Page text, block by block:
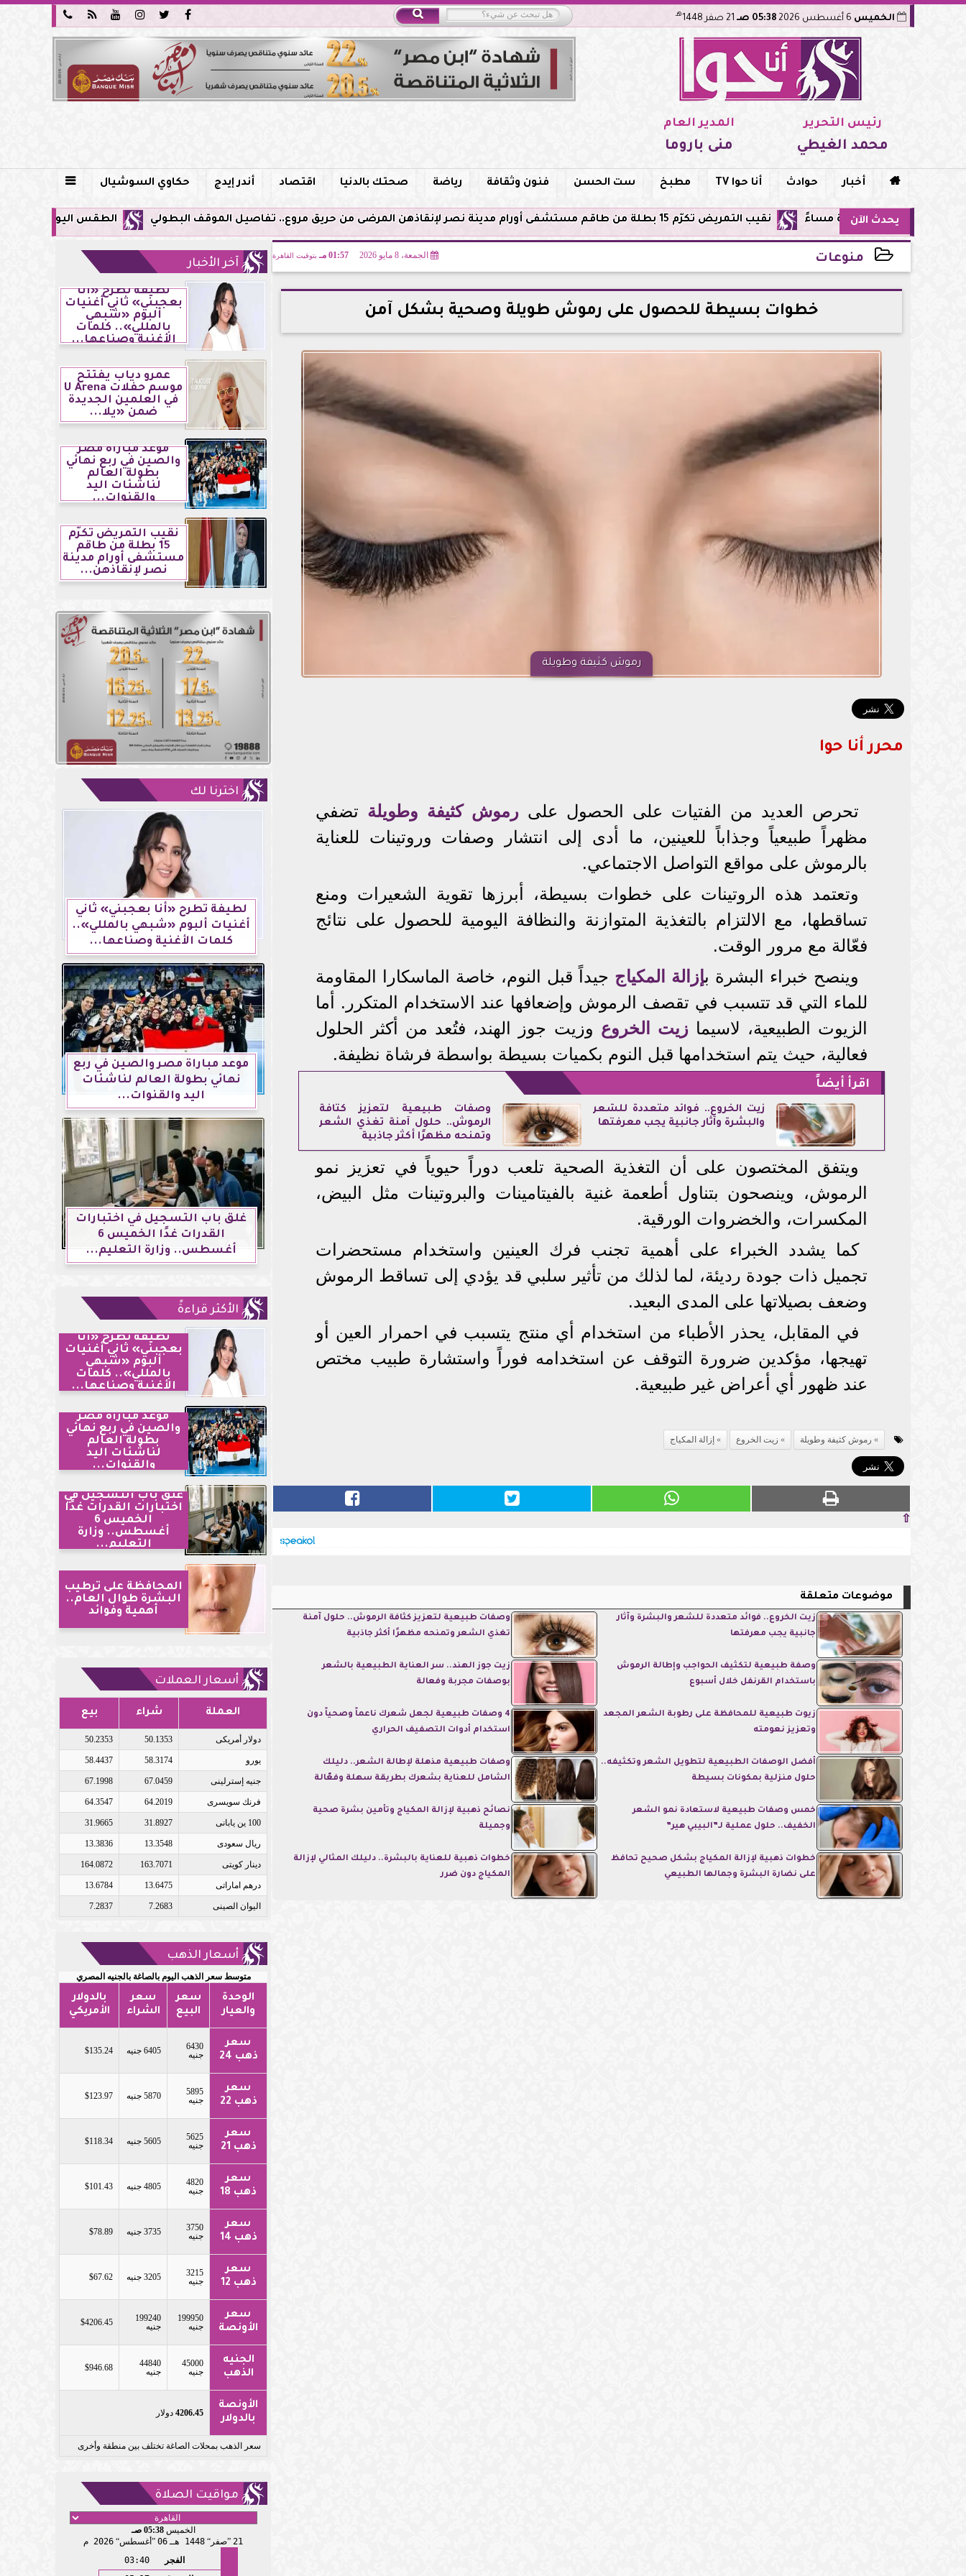





 الخميس 05:38 صـ هـ
رئيس التحرير
محمد الغيطي
المدير العام
منى باروما
 أخبار حوادث أنا حوا TV مطبخ ست الحسن فنون وثقافة رياضة صحتك بالدنيا اقتصاد أندر إيدج حكاوي السوشيال 
يحدث الآن الطقس اليوم في مصر.. ذروة الموجة شديدة نقيب التمريض تكرّم 15 بطلة من طاقم مستشفى أورام مدينة نصر لإنقاذهن المرضى من حريق مروع.. تفاصيل الموقف البطولي
منوعات الجمعة، 8 مايو 2026 01:57 مـ بتوقيت القاهرة
2026-05-08 13:57:16
خطوات بسيطة للحصول على رموش طويلة وصحية بشكل آمن
رموش كثيفة وطويلة
محرر أنا حوا
تحرص العديد من الفتيات على الحصول على رموش كثيفة وطويلة تضفي
مظهراً طبيعياً وجذاباً للعينين، ما أدى إلى انتشار وصفات وروتينات للعناية
بالرموش على مواقع التواصل الاجتماعي.
وتعتمد هذه الروتينات على خطوات بسيطة، أبرزها تقوية الشعيرات ومنع
تساقطها، مع الالتزام بالتغذية المتوازنة والنظافة اليومية للحصول على نتائج
فعّالة مع مرور الوقت.
وينصح خبراء البشرة بإزالة المكياج جيداً قبل النوم، خاصة الماسكارا المقاومة
للماء التي قد تتسبب في تقصف الرموش وإضعافها عند الاستخدام المتكرر. أما
الزيوت الطبيعية، لاسيمازيت الخروع وزيت جوز الهند، فتُعد من أكثر الحلول
فعالية، حيث يتم استخدامها قبل النوم بكميات بسيطة بواسطة فرشاة نظيفة.
اقرأ أيضاً
زيت الخروع.. فوائد متعددة للشعر
والبشرة وآثار جانبية يجب معرفتها
وصفات طبيعية لتعزيز كثافة
الرموش.. حلول آمنة تغذي الشعر
وتمنحه مظهرًا أكثر جاذبية
ويتفق المختصون على أن التغذية الصحية تلعب دوراً حيوياً في تعزيز نمو
الرموش، وينصحون بتناول أطعمة غنية بالفيتامينات والبروتينات مثل البيض،
المكسرات، والخضروات الورقية.
كما يشدد الخبراء على أهمية تجنب فرك العينين واستخدام مستحضرات
تجميل ذات جودة رديئة، لما لذلك من تأثير سلبي قد يؤدي إلى تساقط الرموش
وضعف بصيلاتها على المدى البعيد.
في المقابل، يحذر الأطباء من استخدام أي منتج يتسبب في احمرار العين أو
تهيجها، مؤكدين ضرورة التوقف عن استخدامه فوراً واستشارة طبيب مختص
عند ظهور أي أعراض غير طبيعية.
رموش كثيفة وطويلة زيت الخروع إزالة المكياج
⇧
موضوعات متعلقة
زيت الخروع.. فوائد متعددة للشعر والبشرة وآثار
جانبية يجب معرفتها
وصفات طبيعية لتعزيز كثافة الرموش.. حلول آمنة
تغذي الشعر وتمنحه مظهرًا أكثر جاذبية
وصفة طبيعية لتكثيف الحواجب وإطالة الرموش
باستخدام القرنفل خلال أسبوع
زيت جوز الهند.. سر العناية الطبيعية بالشعر
بوصفات مجربة وفعالة
زيوت طبيعية للمحافظة على رطوبة الشعر المجعد
وتعزيز نعومته
4 وصفات طبيعية لجعل شعرك ناعماً وصحياً دون
استخدام أدوات التصفيف الحراري
أفضل الوصفات الطبيعية لتطويل الشعر وتكثيفه..
حلول منزلية بمكونات بسيطة
وصفات طبيعية مذهلة لإطالة الشعر.. دليلك
الشامل للعناية بشعرك بطريقة سهلة وفعّالة
خمس وصفات طبيعية لاستعادة نمو الشعر
الخفيف.. حلول عملية لـ”البيبي هير”
نصائح ذهبية لإزالة المكياج وتأمين بشرة صحية
وجميلة
خطوات ذهبية لإزالة المكياج بشكل صحيح تحافظ
على نضارة البشرة وجمالها الطبيعي
خطوات ذهبية للعناية بالبشرة.. دليلك المثالي لإزالة
المكياج دون ضرر
آخر الأخبار
لطيفة تطرح «أنا
بعجبني» ثاني أغنيات
ألبوم «شبهي
بالمللي».. كلمات
الأغنية وصناعها...
عمرو دياب يفتتح
موسم حفلات U Arena
في العلمين الجديدة
ضمن «يلا...
موعد مباراة مصر
والصين في ربع نهائي
بطولة العالم
لناشئات اليد
والقنوات...
نقيب التمريض تكرّم
15 بطلة من طاقم
مستشفى أورام مدينة
نصر لإنقاذهن...
اخترنا لك
لطيفة تطرح «أنا بعجبني» ثاني
أغنيات ألبوم «شبهي بالمللي»..
كلمات الأغنية وصناعها...
موعد مباراة مصر والصين في ربع
نهائي بطولة العالم لناشئات
اليد والقنوات...
غلق باب التسجيل في اختبارات
القدرات غدًا الخميس 6
أغسطس.. وزارة التعليم...
الأكثر قراءةً
لطيفة تطرح «أنا
بعجبني» ثاني أغنيات
ألبوم «شبهي
بالمللي».. كلمات
الأغنية وصناعها...
موعد مباراة مصر
والصين في ربع نهائي
بطولة العالم
لناشئات اليد
والقنوات...
غلق باب التسجيل في
اختبارات القدرات غدًا
الخميس 6
أغسطس.. وزارة
التعليم...
المحافظة على ترطيب
البشرة طوال العام..
أهمية وفوائد
أسعار العملات
العملة شراء بيع
دولار أمريكى 50.1353
50.2353
يورو 58.3174
58.4437
جنيه إسترلينى 67.0459
67.1998
فرنك سويسرى 64.2019
64.3547
100 ين يابانى 31.8927
31.9665
ريال سعودى 13.3548
13.3836
دينار كويتى 163.7071
164.0872
درهم اماراتى 13.6475
13.6784
اليوان الصينى 7.2683
7.2837
أسعار الذهب
متوسط سعر الذهب اليوم بالصاغة بالجنيه المصري
الوحدة
والعيار
سعر
البيع
سعر
الشراء
بالدولار
الأمريكي
سعر
ذهب 24
6430
جنيه
6405 جنيه $135.24
سعر
ذهب 22
5895
جنيه
5870 جنيه $123.97
سعر
ذهب 21
5625
جنيه
5605 جنيه $118.34
سعر
ذهب 18
4820
جنيه
4805 جنيه $101.43
سعر
ذهب 14
3750
جنيه
3735 جنيه $78.89
سعر
ذهب 12
3215
جنيه
3205 جنيه $67.62
سعر
الأونصة
199950
جنيه
199240
جنيه
$4206.45
الجنيه
الذهب
45000
جنيه
44840
جنيه
$946.68
الأونصة
بالدولار
4206.45 دولار
سعر الذهب بمحلات الصاغة تختلف بين منطقة وأخرى
مواقيت الصلاة
الخميس05:38 صـ
21 صفر 1448 هـ 06 أغسطس 2026 م
الفجر
03:40